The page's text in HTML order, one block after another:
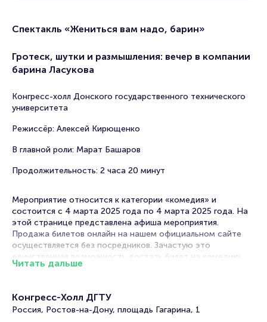
Спектакль «Жениться вам надо, барин»
Гротеск, шутки и размышления: вечер в компании
барина Ласукова
Конгресс-холл Донского государственного технического
университета
Режиссёр: Алексей Кирющенко
В главной роли: Марат Башаров
Продолжительность: 2 часа 20 минут
Мероприятие относится к категории «комедия» и
состоится с 4 марта 2025 года по 4 марта 2025 года. На
этой странице представлена афиша мероприятия.
Продажа билетов онлайн на нашем официальном сайте
осуществляется без посредников. Зачастую это
единственная возможность достать билет на комедию.
Portalbilet – удобный и надежный сервис для покупки и
продажи билетов на мероприятия разного формата.
Читать дальше
Конгресс-Холл ДГТУ
Россия, Ростов-на-Дону, площадь Гагарина, 1